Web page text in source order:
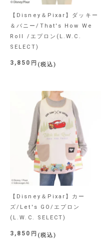
【Disney＆Pixar】ダッキー
＆バニー/That's How We
Roll /エプロン(L.W.C.
SELECT)
3,850 税込
【Disney＆Pixar】カー
ズ/Let's GO/エプロン
(L.W.C. SELECT)
3,850 税込